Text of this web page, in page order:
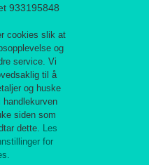
933195848
cookies slik at
og
service. Vi
til å
og huske
handlekurven
siden som
dette.
Les
for